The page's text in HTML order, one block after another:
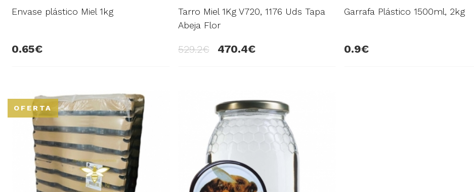
Envase plástico Miel 1kg
0.65
Tarro Miel 1Kg V720, 1176 Uds Tapa
Abeja Flor
529.2 470.4
Garrafa Plástico 1500ml, 2kg
0.9
OFERTA